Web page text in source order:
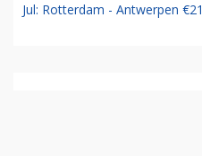
Jul: Rotterdam - Antwerpen €21